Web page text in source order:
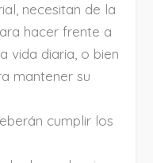
necesitan de la
hacer frente a
vida diaria, o bien
mantener su
cumplir los